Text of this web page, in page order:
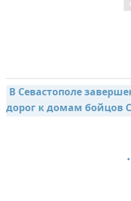
В Севастополе
дорог к домам бойцов